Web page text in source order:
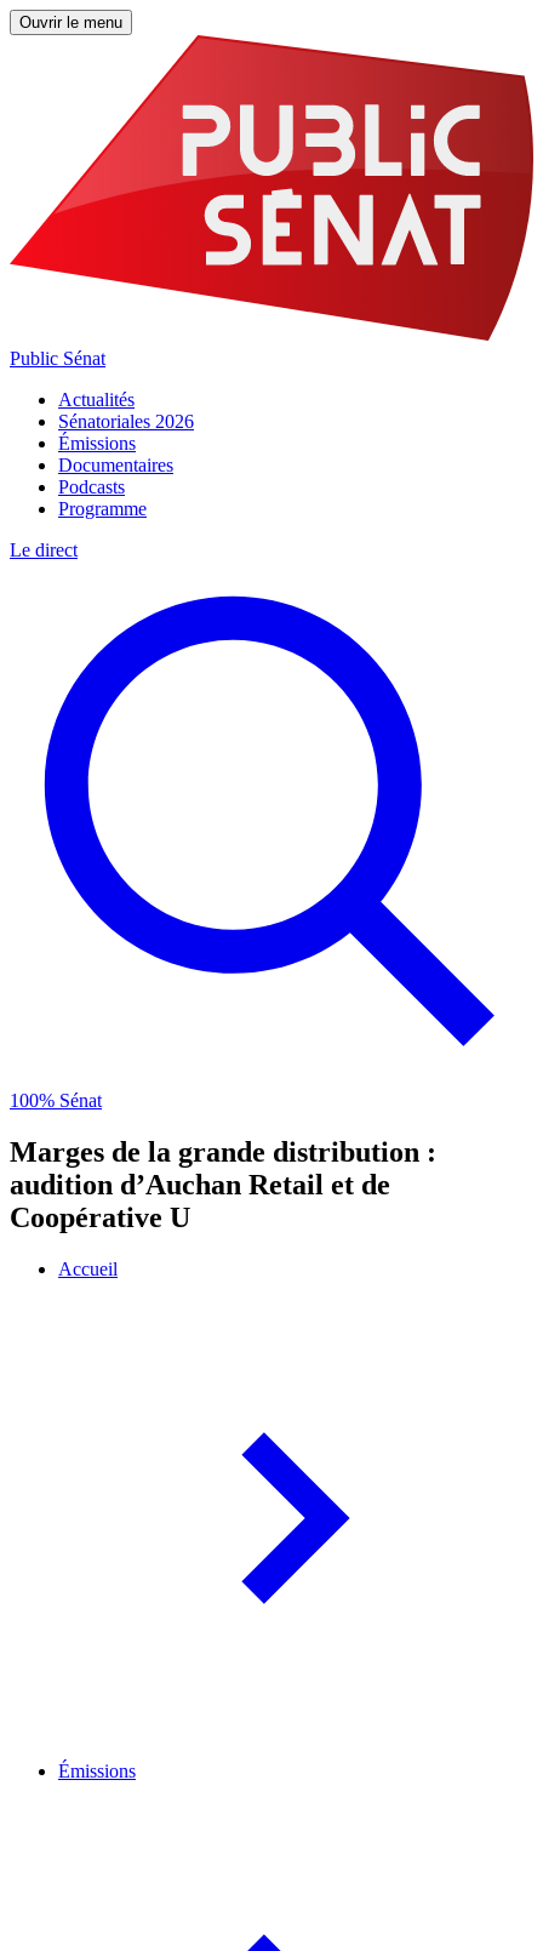
Ouvrir le menu
Public Sénat
Actualités
Sénatoriales 2026
Émissions
Documentaires
Podcasts
Programme
Le direct
100% Sénat
Marges de la grande distribution :
audition d’Auchan Retail et de
Coopérative U
Accueil
Émissions